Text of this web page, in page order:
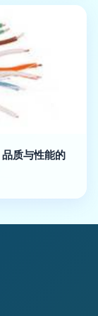
质与性能的